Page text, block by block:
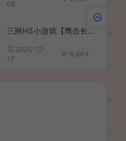
06
三网H5小游戏【鹰击长空】最新整理WIN系服务端+Linux手工服务端+详细搭建教程
2025-12-
17
6,864